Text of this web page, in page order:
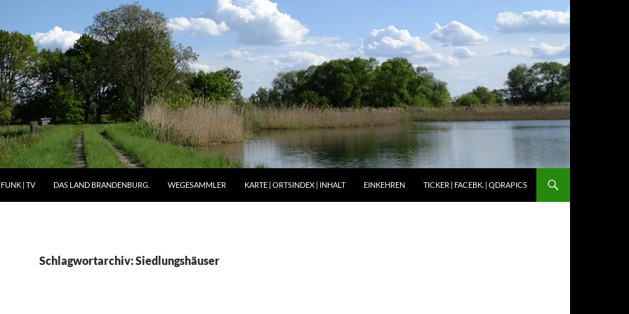
| TV DAS LAND BRANDENBURG. WEGESAMMLER KARTE | ORTSINDEX | INHALT EINKEHREN TICKER | FACEBK. | QDRAPICS
Schlagwortarchiv: Siedlungshäuser